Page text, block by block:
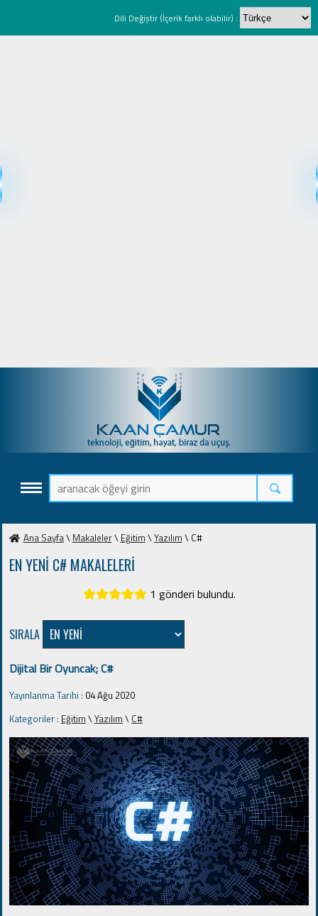
Dili Değiştir (İçerik farklı olabilir) :
Ana Sayfa\ Makaleler\ Eğitim \Yazılım \ C#
EN YENİ C# MAKALELERİ
1 gönderi bulundu.
SIRALA
Dijital Bir Oyuncak; C#
Yayınlanma Tarihi : 04 Ağu 2020
Kategoriler : Eğitim \Yazılım \ C#